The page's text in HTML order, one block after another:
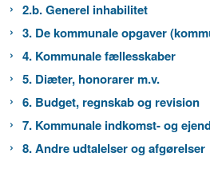
2.b. Generel inhabilitet
3. De kommunale opgaver
4. Kommunale fællesskaber
5. Diæter, honorarer m.v.
6. Budget, regnskab og revision
7. Kommunale indkomst- og
8. Andre udtalelser og afgørelser